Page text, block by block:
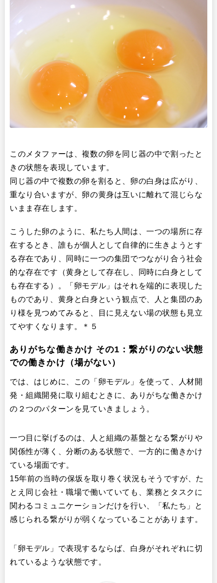
このメタファーは、複数の卵を同じ器の中で割ったと
きの状態を表現しています。
同じ器の中で複数の卵を割ると、卵の白身は広がり、
重なり合いますが、卵の黄身は互いに離れて混じらな
いまま存在します。
こうした卵のように、私たち人間は、一つの場所に存
在するとき、誰もが個人として自律的に生きようとす
る存在であり、同時に一つの集団でつながり合う社会
的な存在です（黄身として存在し、同時に白身として
も存在する）。「卵モデル」はそれを端的に表現した
ものであり、黄身と白身という観点で、人と集団のあ
り様を見つめてみると、目に見えない場の状態も見立
てやすくなります。＊５
ありがちな働きかけ その1：繋がりのない状態
での働きかけ（場がない）
では、はじめに、この「卵モデル」を使って、人材開
発・組織開発に取り組むときに、ありがちな働きかけ
の２つのパターンを見ていきましょう。
一つ目に挙げるのは、人と組織の基盤となる繋がりや
関係性が薄く、分断のある状態で、一方的に働きかけ
ている場面です。
15年前の当時の保坂を取り巻く状況もそうですが、た
とえ同じ会社・職場で働いていても、業務とタスクに
関わるコミュニケーションだけを行い、「私たち」と
感じられる繋がりが弱くなっていることがあります。
「卵モデル」で表現するならば、白身がそれぞれに切
れているような状態です。